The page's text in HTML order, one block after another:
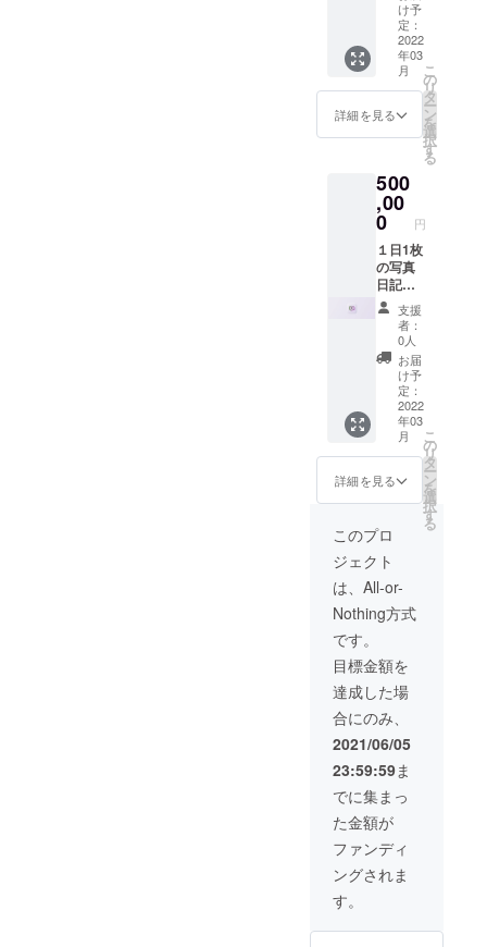
もしく
はク
リック
回数ど
ちらか
到達ま
で保
証。
（CPM
：400
円）
100ク
リック
（CPC
：100
円）
でweb
広告を
掲載致
しま
す。 メ
イン
ユー
ザーは
リーチ
の難し
い層の
方向け
に広告
が出せ
ます。
インプ
レッ
ション
回数、
もしく
はク
リック
回数ど
ちらか
到達ま
で保
証。
250,000
回
（CPM
：400
円）
1000ク
リック
円）
け予
定：
2022
年03
月
詳細を見る
こ
の
リ
タ
ー
ン
を
選
択
す
る
500
,00
0 円
１日1枚
の写真
日記
webア
プリ
「gran
ma」内
でweb
広告を
掲載致
しま
す。 メ
イン
ユー
ザーは
上と、
リーチ
の難し
い層の
方向け
に広告
インプ
レッ
ション
回数、
もしく
はク
リック
回数ど
ちらか
到達ま
で保
証。
1,250,0
：400
支援
者：
0人
お届
け予
定：
2022
年03
月
詳細を見る
こ
の
リ
タ
ー
ン
を
選
択
す
る
このプロ
ジェクト
は、All-or-
Nothing方式
です。
目標金額を
達成した場
合にのみ、
2021/06/05
23:59:59ま
でに集まっ
た金額が
ファンディ
ングされま
す。